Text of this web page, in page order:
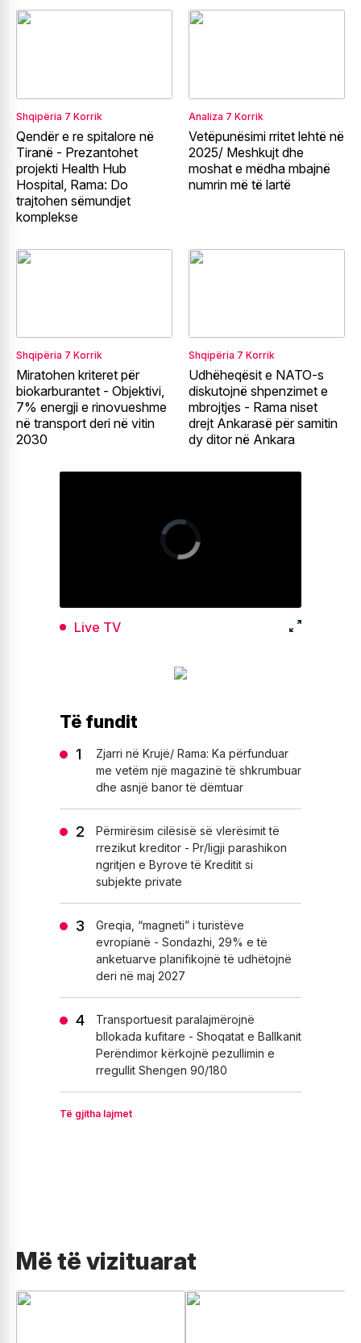
Shqipëria 7 Korrik
Qendër e re spitalore në
Tiranë - Prezantohet
projekti Health Hub
Hospital, Rama: Do
trajtohen sëmundjet
komplekse
Analiza 7 Korrik
Vetëpunësimi rritet lehtë në
2025/ Meshkujt dhe
moshat e mëdha mbajnë
numrin më të lartë
Shqipëria 7 Korrik
Miratohen kriteret për
biokarburantet - Objektivi,
7% energji e rinovueshme
në transport deri në vitin
2030
Shqipëria 7 Korrik
Udhëheqësit e NATO-s
diskutojnë shpenzimet e
mbrojtjes - Rama niset
drejt Ankarasë për samitin
dy ditor në Ankara
Live TV
Të fundit
Zjarri në Krujë/ Rama: Ka përfunduar
me vetëm një magazinë të shkrumbuar
dhe asnjë banor të dëmtuar
Përmirësim cilësisë së vlerësimit të
rrezikut kreditor - Pr/ligji parashikon
ngritjen e Byrove të Kreditit si
subjekte private
Greqia, “magneti” i turistëve
evropianë - Sondazhi, 29% e të
anketuarve planifikojnë të udhëtojnë
deri në maj 2027
Transportuesit paralajmërojnë
bllokada kufitare - Shoqatat e Ballkanit
Perëndimor kërkojnë pezullimin e
rregullit Shengen 90/180
Të gjitha lajmet
Më të vizituarat